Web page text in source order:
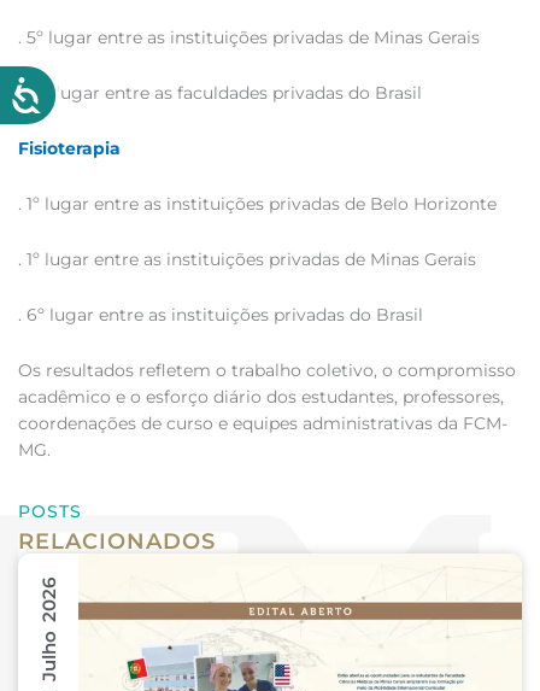
. 5º lugar entre as instituições privadas de Minas Gerais
. 41º lugar entre as faculdades privadas do Brasil
Fisioterapia
. 1º lugar entre as instituições privadas de Belo Horizonte
. 1º lugar entre as instituições privadas de Minas Gerais
. 6º lugar entre as instituições privadas do Brasil
Os resultados refletem o trabalho coletivo, o compromisso
acadêmico e o esforço diário dos estudantes, professores,
coordenações de curso e equipes administrativas da FCM-
MG.
POSTS
RELACIONADOS
31 Julho 2026